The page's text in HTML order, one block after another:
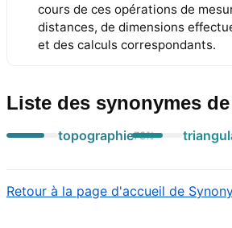
cours de ces opérations de
distances, de dimensions
et des calculs correspondants.
Liste des synonymes de
topographie73%
Retour à la page d'accueil de